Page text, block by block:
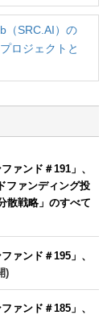
（SRC.AI）の
ロジェクトと
ァンド＃191」、
ファンディング投
散戦略」のすべて
ァンド＃195」、
)
ァンド＃185」、